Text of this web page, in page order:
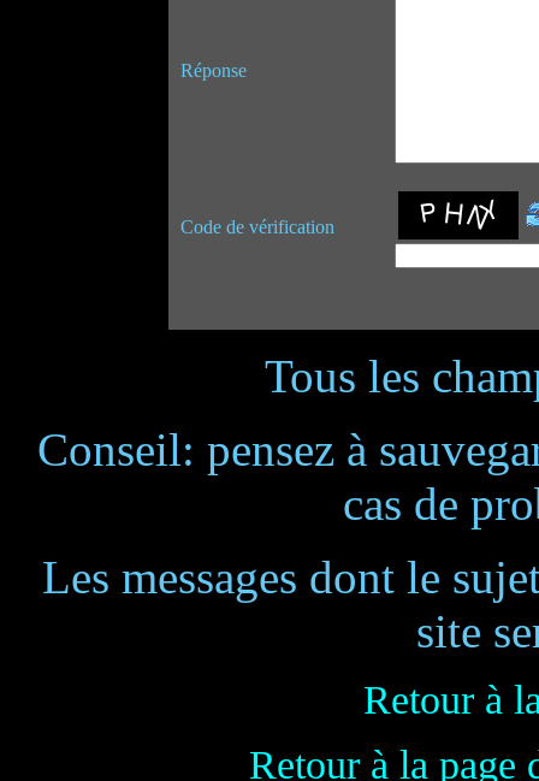
Réponse
Code de vérification
Tous les
Conseil: pensez à
cas de
Les messages dont le
site
Retour à
Retour à la page